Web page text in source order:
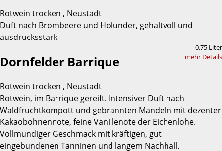
Rotwein trocken , Neustadt
Duft nach Brombeere und Holunder, gehaltvoll und
ausdrucksstark
0,75 Liter
mehr Details
Dornfelder Barrique
Rotwein trocken , Neustadt
Rotwein, im Barrique gereift. Intensiver Duft nach
Waldfruchtkompott und gebrannten Mandeln mit dezenter
Kakaobohnennote, feine Vanillenote der Eichenlohe.
Vollmundiger Geschmack mit kräftigen, gut
eingebundenen Tanninen und langem Nachhall.